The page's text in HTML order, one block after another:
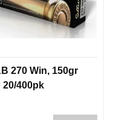
270 Win, 150gr
20/400pk